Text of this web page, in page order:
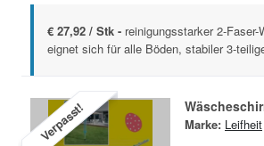
€ 27,92 / Stk - reinigungsstarker 2-
eignet sich für alle Böden, stabiler 3-
Verpasst! Marke: Leifheit